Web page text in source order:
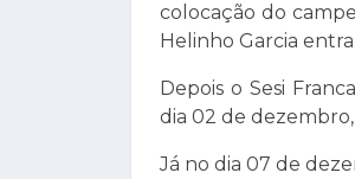
colocação do
Helinho Garcia
Depois o Sesi
dia 02 de
Já no dia 07 de